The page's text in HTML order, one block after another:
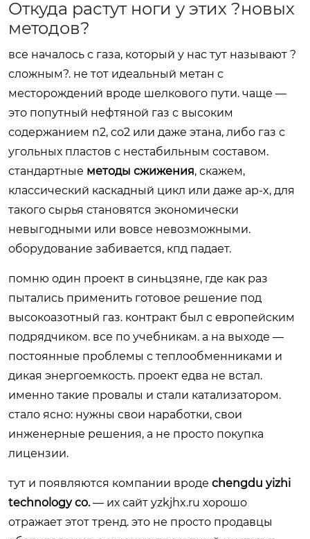
Откуда растут ноги у этих ?новых
методов?
все началось с газа, который у нас тут называют ?
сложным?. не тот идеальный метан с
месторождений вроде шелкового пути. чаще —
это попутный нефтяной газ с высоким
содержанием n2, co2 или даже этана, либо газ с
угольных пластов с нестабильным составом.
стандартные методы сжижения, скажем,
классический каскадный цикл или даже ap-x, для
такого сырья становятся экономически
невыгодными или вовсе невозможными.
оборудование забивается, кпд падает.
помню один проект в синьцзяне, где как раз
пытались применить готовое решение под
высокоазотный газ. контракт был с европейским
подрядчиком. все по учебникам. а на выходе —
постоянные проблемы с теплообменниками и
дикая энергоемкость. проект едва не встал.
именно такие провалы и стали катализатором.
стало ясно: нужны свои наработки, свои
инженерные решения, а не просто покупка
лицензии.
тут и появляются компании вроде chengdu yizhi
technology co.— их сайт yzkjhx.ru хорошо
отражает этот тренд. это не просто продавцы